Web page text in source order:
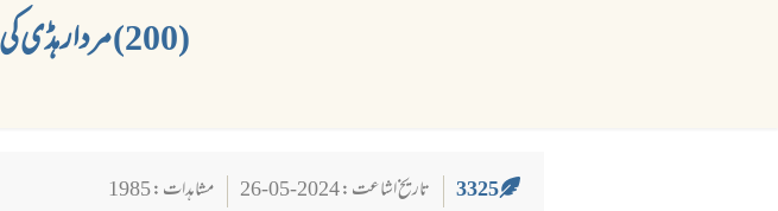
(200) مردار ہڈی کی تجارت جائز ہے یا ناجائز ?
3325 تاریخ اشاعت : 2024-05-26 مشاہدات : 1985